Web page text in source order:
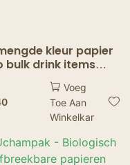
kleur papier
bulk drink items
fris
Voeg
Toe Aan
Winkelkar